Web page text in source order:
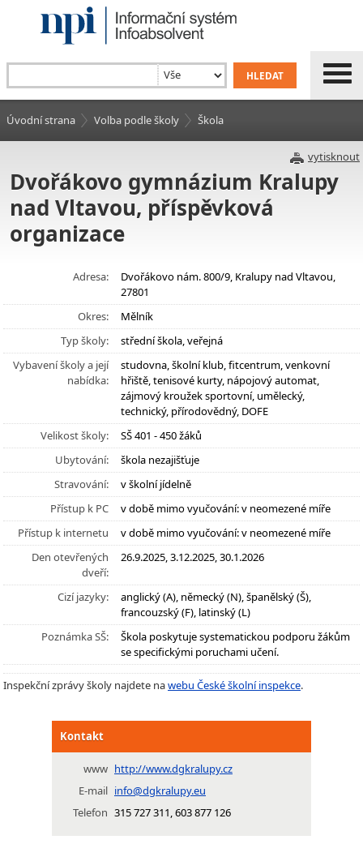
Úvodní strana Volba podle školy Škola
vytisknout
Dvořákovo gymnázium Kralupy
nad Vltavou, příspěvková
organizace
Adresa:
Dvořákovo nám. 800/9, Kralupy nad Vltavou,
27801
Okres:
Mělník
Typ školy:
střední škola, veřejná
Vybavení školy a její
nabídka:
studovna, školní klub, fitcentrum, venkovní
hřiště, tenisové kurty, nápojový automat,
zájmový kroužek sportovní, umělecký,
technický, přírodovědný, DOFE
Velikost školy:
SŠ 401 - 450 žáků
Ubytování:
škola nezajišťuje
Stravování:
v školní jídelně
Přístup k PC
v době mimo vyučování: v neomezené míře
Přístup k internetu
v době mimo vyučování: v neomezené míře
Den otevřených
dveří:
26.9.2025, 3.12.2025, 30.1.2026
Cizí jazyky:
anglický (A), německý (N), španělský (Š),
francouzský (F), latinský (L)
Poznámka SŠ:
Škola poskytuje systematickou podporu žákům
se specifickými poruchami učení.
Inspekční zprávy školy najdete nawebu České školní inspekce.
Kontakt
www http://www.dgkralupy.cz
E-mail info@dgkralupy.eu
Telefon 315 727 311, 603 877 126